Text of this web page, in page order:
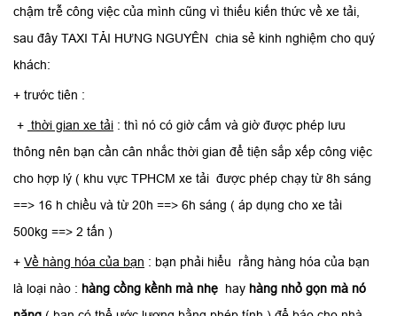
chậm trễ công việc của mình cũng vì thiếu kiến thức về xe tải,
sau đây TAXI TẢI HƯNG NGUYÊN chia sẻ kinh nghiệm cho quý
khách:
+ trước tiên :
+ thời gian xe tải : thì nó có giờ cấm và giờ được phép lưu
thông nên bạn cần cân nhắc thời gian để tiện sắp xếp công việc
cho hợp lý ( khu vực TPHCM xe tải được phép chạy từ 8h sáng
==> 16 h chiều và từ 20h ==> 6h sáng ( áp dụng cho xe tải
500kg ==> 2 tấn )
+ Về hàng hóa của bạn : bạn phải hiểu rằng hàng hóa của bạn
là loại nào : hàng cồng kềnh mà nhẹ hay hàng nhỏ gọn mà nó